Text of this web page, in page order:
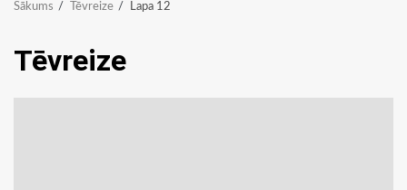
Sākums Tēvreize Lapa 12
Tēvreize